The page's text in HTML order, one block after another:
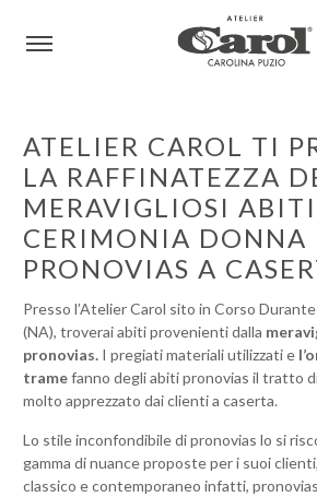
ATELIER CAROL TI
LA RAFFINATEZZA
MERAVIGLIOSI
CERIMONIA DONNA
PRONOVIAS A
Presso l’Atelier Carol sito in Corso
(NA), troverai abiti provenienti dalla
pronovias.I pregiati materiali utilizzati e
tramefanno degli abiti pronovias il tratto
molto apprezzato dai clienti a caserta.
Lo stile inconfondibile di pronovias lo si
gamma di nuance proposte per i suoi
classico e contemporaneo infatti,